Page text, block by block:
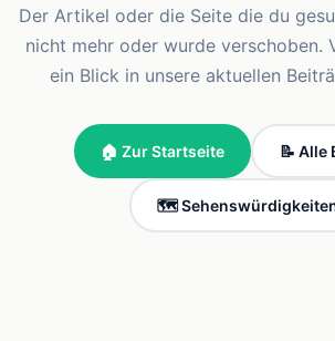
Der Artikel oder die Seite die du
nicht mehr oder wurde verschoben.
ein Blick in unsere aktuellen
🏠 Zur Startseite 📝 Alle
🗺️